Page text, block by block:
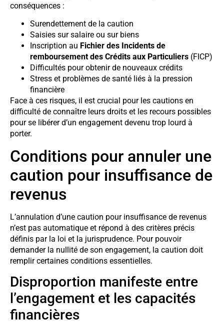
conséquences :
Surendettement de la caution
Saisies sur salaire ou sur biens
Inscription au Fichier des Incidents de
remboursement des Crédits aux Particuliers (FICP)
Difficultés pour obtenir de nouveaux crédits
Stress et problèmes de santé liés à la pression
financière
Face à ces risques, il est crucial pour les cautions en
difficulté de connaître leurs droits et les recours possibles
pour se libérer d’un engagement devenu trop lourd à
porter.
Conditions pour annuler une
caution pour insuffisance de
revenus
L’annulation d’une caution pour insuffisance de revenus
n’est pas automatique et répond à des critères précis
définis par la loi et la jurisprudence. Pour pouvoir
demander la nullité de son engagement, la caution doit
remplir certaines conditions essentielles.
Disproportion manifeste entre
l’engagement et les capacités
financières